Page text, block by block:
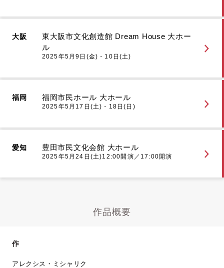
大阪
東大阪市文化創造館 Dream House 大ホー
ル
2025年5月9日(金)・10日(土)
福岡 福岡市民ホール 大ホール
2025年5月17日(土)・18日(日)
愛知 豊田市民文化会館 大ホール
2025年5月24日(土)12:00開演／17:00開演
作品概要
作
アレクシス・ミシャリク